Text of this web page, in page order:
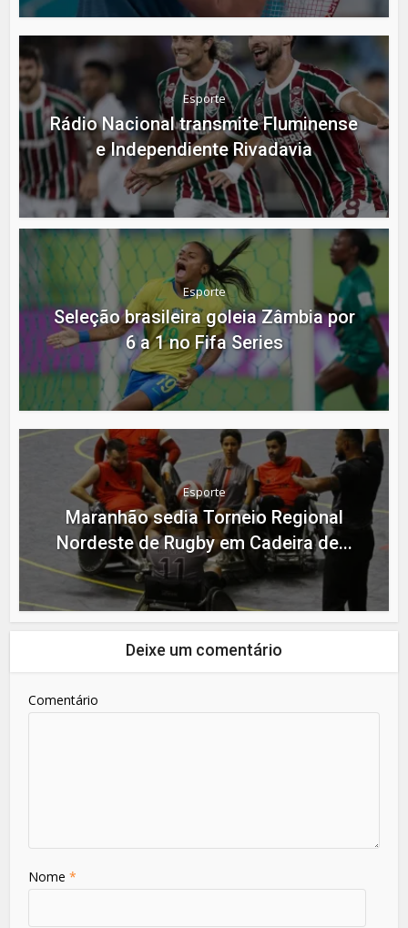
Esporte
Rádio Nacional transmite Fluminense
e Independiente Rivadavia
Esporte
Seleção brasileira goleia Zâmbia por
6 a 1 no Fifa Series
Esporte
Maranhão sedia Torneio Regional
Nordeste de Rugby em Cadeira de...
Deixe um comentário
Comentário
Nome*